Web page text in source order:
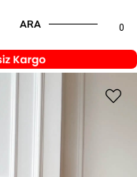
0
ARA